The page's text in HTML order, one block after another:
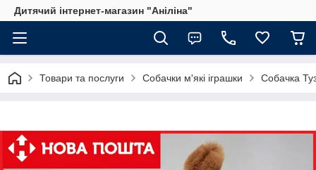
Дитячий інтернет-магазин "Аніліна"
Товари та послуги Собачки м'які іграшки Собачка